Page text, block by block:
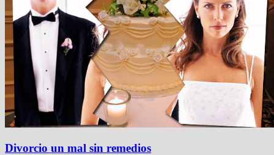
Divorcio un mal sin remedios